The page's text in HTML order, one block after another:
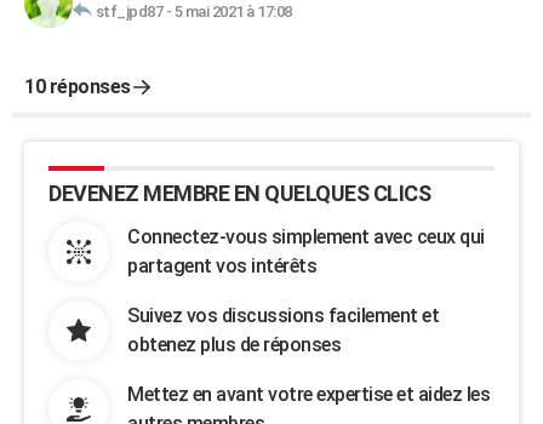
stf_jpd87- 5 mai 2021 à 17:08
10 réponses
DEVENEZ MEMBRE EN QUELQUES CLICS
Connectez-vous simplement avec ceux qui
partagent vos intérêts
Suivez vos discussions facilement et
obtenez plus de réponses
Mettez en avant votre expertise et aidez les